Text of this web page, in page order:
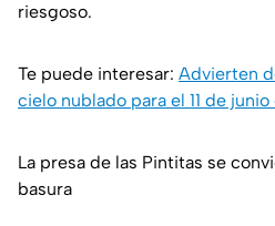
riesgoso.
Te puede interesar: Advierten
cielo nublado para el 11 de junio
La presa de las Pintitas se
basura